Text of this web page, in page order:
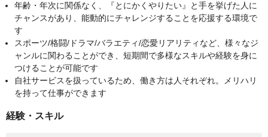
年齢・年次に関係なく、『とにかくやりたい』と手を挙げた人に
チャンスがあり、能動的にチャレンジすることを応援する環境で
す
スポーツ/格闘/ドラマ/バラエティ/恋愛リアリティなど、様々なジ
ャンルに関わることができ、短期間で多様なスキルや経験を身に
つけることが可能です
自社サービスを扱っているため、働き方は人それぞれ。メリハリ
を持って仕事ができます
経験・スキル